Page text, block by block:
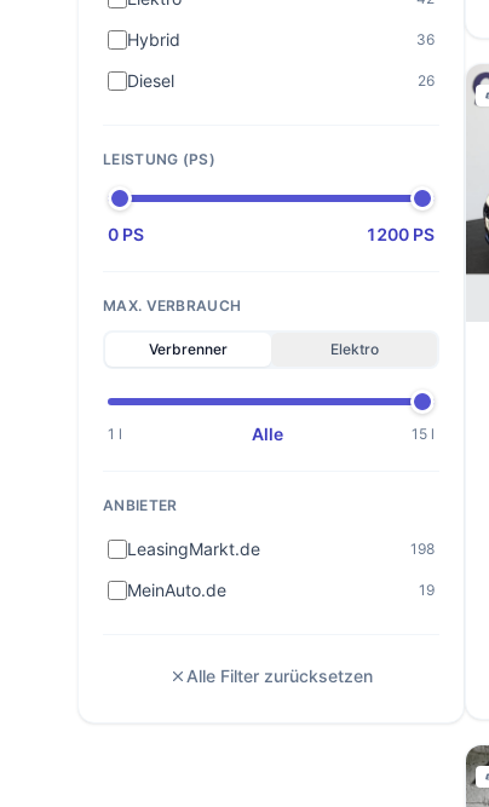
Hybrid 36
Diesel 26
LEISTUNG (PS)
0 PS 1200 PS
MAX. VERBRAUCH
Verbrenner Elektro
1 l Alle 15 l
ANBIETER
LeasingMarkt.de 198
MeinAuto.de 19
Alle Filter zurücksetzen